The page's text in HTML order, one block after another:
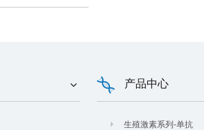
产品中心
生殖激素系列-单抗